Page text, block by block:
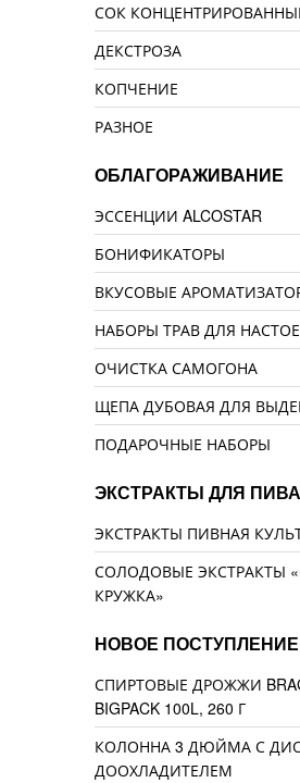
СОК
ДЕКСТРОЗА
КОПЧЕНИЕ
РАЗНОЕ
ОБЛАГОРАЖИВАНИЕ
ЭССЕНЦИИ ALCOSTAR
БОНИФИКАТОРЫ
ВКУСОВЫЕ
НАБОРЫ ТРАВ ДЛЯ
ОЧИСТКА САМОГОНА
ЩЕПА ДУБОВАЯ ДЛЯ
ПОДАРОЧНЫЕ НАБОРЫ
ЭКСТРАКТЫ ДЛЯ ПИВА
ЭКСТРАКТЫ ПИВНАЯ
СОЛОДОВЫЕ ЭКСТРАКТЫ
КРУЖКА»
НОВОЕ ПОСТУПЛЕНИЕ
СПИРТОВЫЕ ДРОЖЖИ
BIGPACK 100L, 260 Г
КОЛОННА 3 ДЮЙМА С
ДООХЛАДИТЕЛЕМ